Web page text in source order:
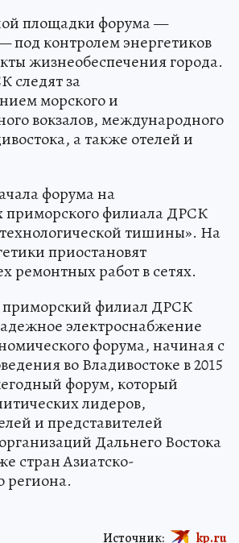
площадки форума —
контролем энергетиков
жизнеобеспечения города.
следят за
морского и
вокзалов, международного
а также отелей и
форума на
приморского филиала ДРСК
тишины». На
приостановят
ремонтных работ в сетях.
филиал ДРСК
электроснабжение
форума, начиная с
во Владивостоке в 2015
форум, который
лидеров,
и представителей
Дальнего Востока
стран Азиатско-
региона.
Источник: kp.ru